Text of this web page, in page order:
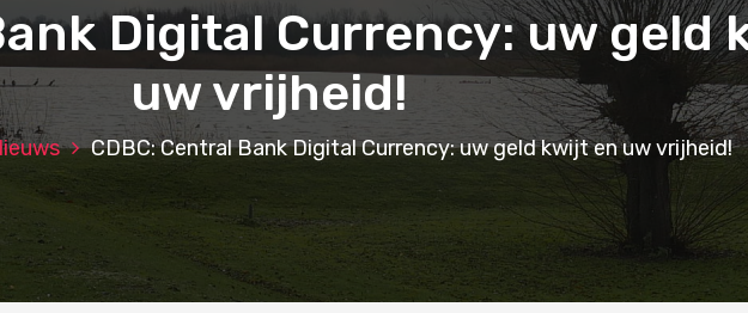
Digital Currency: uw geld
uw vrijheid!
CDBC: Central Bank Digital Currency: uw geld kwijt en uw vrijheid!